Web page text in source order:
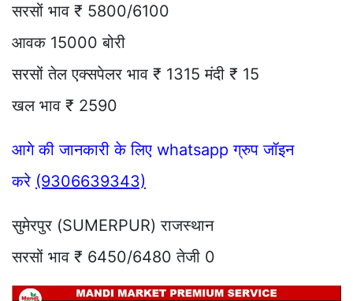
सरसों भाव ₹ 5800/6100
आवक 15000 बोरी
सरसों तेल एक्सपेलर भाव ₹ 1315 मंदी ₹ 15
खल भाव ₹ 2590
आगे की जानकारी के लिए whatsapp ग्रुप जॉइन
करे (9306639343)
सुमेरपुर (SUMERPUR) राजस्थान
सरसों भाव ₹ 6450/6480 तेजी 0